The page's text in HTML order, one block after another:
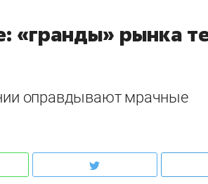
«гранды» рынка
оправдывают мрачные